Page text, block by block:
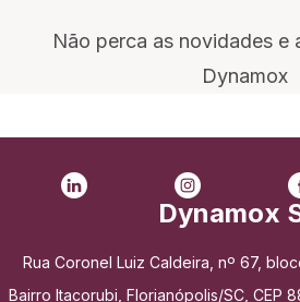
Não perca as novidades e
Dynamox
Dynamox
Rua Coronel Luiz Caldeira, nº 67,
Bairro Itacorubi, Florianópolis/SC, CEP